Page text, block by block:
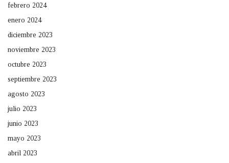
febrero 2024
enero 2024
diciembre 2023
noviembre 2023
octubre 2023
septiembre 2023
agosto 2023
julio 2023
junio 2023
mayo 2023
abril 2023